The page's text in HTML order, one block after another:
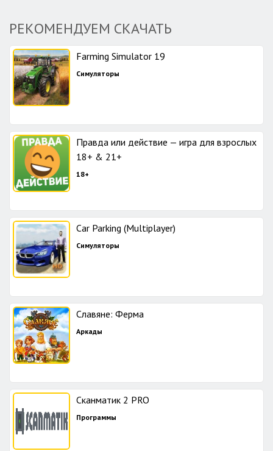
РЕКОМЕНДУЕМ СКАЧАТЬ
Farming Simulator 19
Симуляторы
Правда или действие — игра для взрослых
18+ & 21+
18+
Car Parking (Multiplayer)
Симуляторы
Славяне: Ферма
Аркады
Сканматик 2 PRO
Программы